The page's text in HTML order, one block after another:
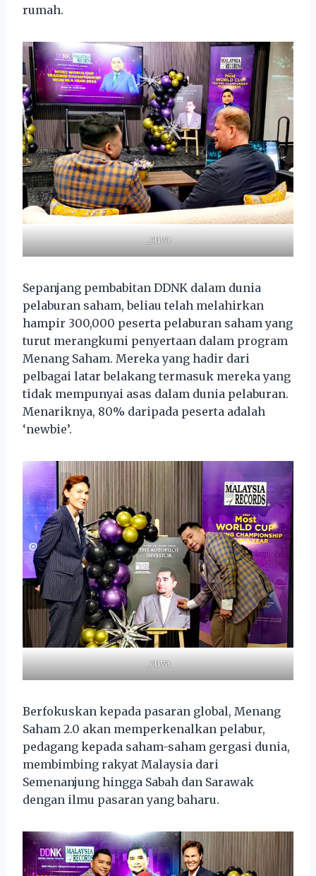
rumah.
_cuva
Sepanjang pembabitan DDNK dalam dunia
pelaburan saham, beliau telah melahirkan
hampir 300,000 peserta pelaburan saham yang
turut merangkumi penyertaan dalam program
Menang Saham. Mereka yang hadir dari
pelbagai latar belakang termasuk mereka yang
tidak mempunyai asas dalam dunia pelaburan.
Menariknya, 80% daripada peserta adalah
‘newbie’.
_cuva
Berfokuskan kepada pasaran global, Menang
Saham 2.0 akan memperkenalkan pelabur,
pedagang kepada saham-saham gergasi dunia,
membimbing rakyat Malaysia dari
Semenanjung hingga Sabah dan Sarawak
dengan ilmu pasaran yang baharu.